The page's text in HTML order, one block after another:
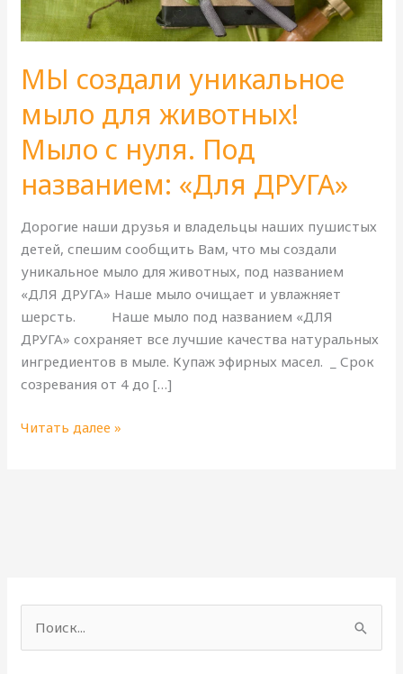
МЫ создали уникальное
мыло для животных!
Мыло с нуля. Под
названием: «Для ДРУГА»
Дорогие наши друзья и владельцы наших пушистых
детей, спешим сообщить Вам, что мы создали
уникальное мыло для животных, под названием
«ДЛЯ ДРУГА» Наше мыло очищает и увлажняет
шерсть. Наше мыло под названием «ДЛЯ
ДРУГА» сохраняет все лучшие качества натуральных
ингредиентов в мыле. Купаж эфирных масел. _ Срок
созревания от 4 до […]
нуля.
названием:
«Для
ДРУГА»
Читать далее »